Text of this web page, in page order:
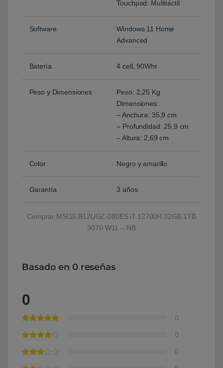
Touchpad: Multitáctil
Software
Windows 11 Home
Advanced
Batería 4 cell, 90Whr
Peso y Dimensiones
Peso: 2,25 Kg
Dimensiones:
– Anchura: 35,9 cm
– Profundidad: 25,9 cm
– Altura: 2,69 cm
Color Negro y amarillo
Garantía 3 años
Comprar MSI15 B12UGZ-080ES i7 12700H 32GB 1TB
3070 W11 – NB
Basado en 0 reseñas
0
0
0
0